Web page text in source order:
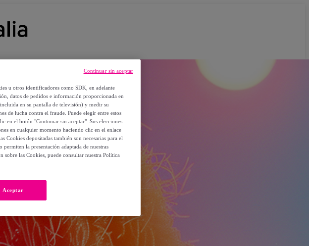
u otros identificadores como SDK, en adelante
datos de pedidos e información proporcionada en
en su pantalla de televisión) y medir su
de lucha contra el fraude. Puede elegir entre estos
en el botón "Continuar sin aceptar". Sus elecciones
en cualquier momento haciendo clic en el enlace
Cookies depositadas también son necesarias para el
la presentación adaptada de nuestras
sobre las Cookies, puede consultar nuestra Política
Aceptar
Continuar sin aceptar